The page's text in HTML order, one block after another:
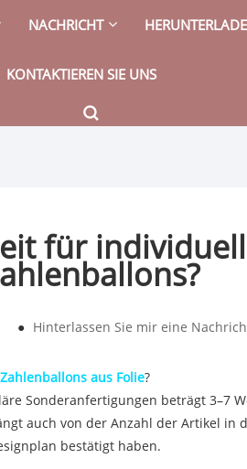
NACHRICHT
KONTAKTIEREN SIE UNS
für
● Hinterlassen Sie mir eine
aus Folie?
Sonderanfertigungen beträgt 3–7
auch von der Anzahl der Artikel in
bestätigt haben.